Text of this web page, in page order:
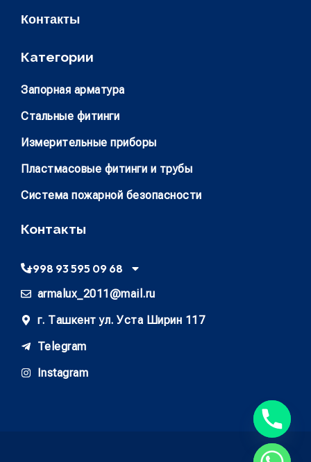
Контакты
Категории
Запорная арматура
Стальные фитинги
Измерительные приборы
Пластмасовые фитинги и трубы
Система пожарной безопасности
Контакты
+998 93 595 09 68
armalux_2011@mail.ru
г. Ташкент ул. Уста Ширин 117
Telegram
Instagram